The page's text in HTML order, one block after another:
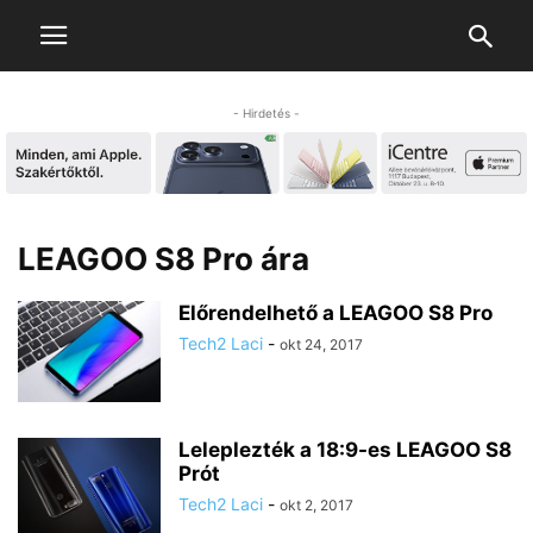
- Hirdetés -
LEAGOO S8 Pro ára
Előrendelhető a LEAGOO S8 Pro
Tech2 Laci - okt 24, 2017
Leleplezték a 18:9-es LEAGOO S8
Prót
Tech2 Laci - okt 2, 2017